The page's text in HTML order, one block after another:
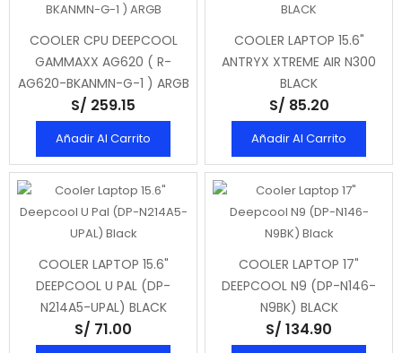
COOLER CPU DEEPCOOL
GAMMAXX AG620 ( R-
AG620-BKANMN-G-1 ) ARGB
S/ 259.15
Añadir Al Carrito
COOLER LAPTOP 15.6"
ANTRYX XTREME AIR N300
BLACK
S/ 85.20
Añadir Al Carrito
COOLER LAPTOP 15.6"
DEEPCOOL U PAL (DP-
N214A5-UPAL) BLACK
S/ 71.00
COOLER LAPTOP 17"
DEEPCOOL N9 (DP-N146-
N9BK) BLACK
S/ 134.90